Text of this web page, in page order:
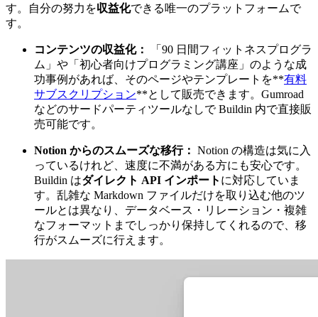
す。自分の努力を収益化できる唯一のプラットフォームで
す。
コンテンツの収益化：
「90 日間フィットネスプログラ
ム」や「初心者向けプログラミング講座」のような成
功事例があれば、そのページやテンプレートを**有料
サブスクリプション**として販売できます。Gumroad
などのサードパーティツールなしで Buildin 内で直接販
売可能です。
Notion からのスムーズな移行： Notion の構造は気に入
っているけれど、速度に不満がある方にも安心です。
Buildin はダイレクト API インポート に対応していま
す。乱雑な Markdown ファイルだけを取り込む他のツ
ールとは異なり、データベース・リレーション・複雑
なフォーマットまでしっかり保持してくれるので、移
行がスムーズに行えます。